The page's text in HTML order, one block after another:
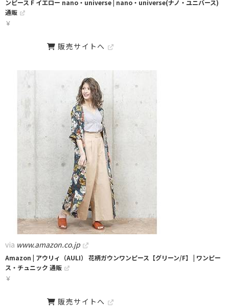
ンピース F イエロー nano・universe | nano・universe(ナノ・ユニバース)
通販
￥
販売サイトへ
via www.amazon.co.jp
Amazon | アウリィ（AULI） 花柄ガウンワンピース【グリーン/F】 | ワンピー
ス・チュニック 通販
￥
販売サイトへ